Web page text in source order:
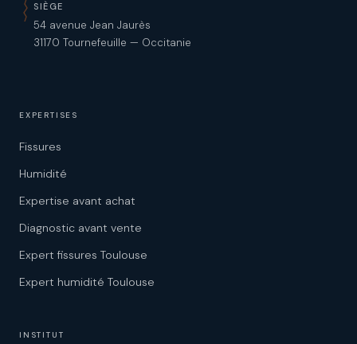
SIÈGE
54 avenue Jean Jaurès
31170 Tournefeuille — Occitanie
EXPERTISES
Fissures
Humidité
Expertise avant achat
Diagnostic avant vente
Expert fissures Toulouse
Expert humidité Toulouse
INSTITUT